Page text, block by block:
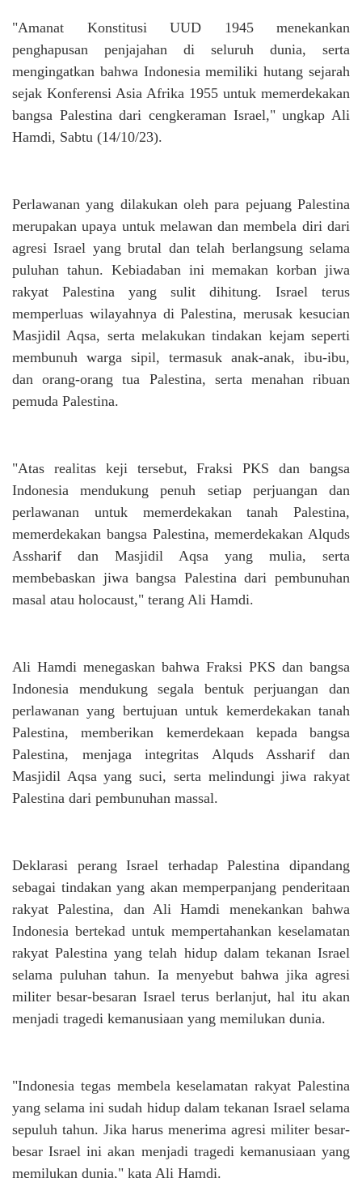
"Amanat Konstitusi UUD 1945 menekankan
penghapusan penjajahan di seluruh dunia, serta
mengingatkan bahwa Indonesia memiliki hutang sejarah
sejak Konferensi Asia Afrika 1955 untuk memerdekakan
bangsa Palestina dari cengkeraman Israel," ungkap Ali
Hamdi, Sabtu (14/10/23).
Perlawanan yang dilakukan oleh para pejuang Palestina
merupakan upaya untuk melawan dan membela diri dari
agresi Israel yang brutal dan telah berlangsung selama
puluhan tahun. Kebiadaban ini memakan korban jiwa
rakyat Palestina yang sulit dihitung. Israel terus
memperluas wilayahnya di Palestina, merusak kesucian
Masjidil Aqsa, serta melakukan tindakan kejam seperti
membunuh warga sipil, termasuk anak-anak, ibu-ibu,
dan orang-orang tua Palestina, serta menahan ribuan
pemuda Palestina.
"Atas realitas keji tersebut, Fraksi PKS dan bangsa
Indonesia mendukung penuh setiap perjuangan dan
perlawanan untuk memerdekakan tanah Palestina,
memerdekakan bangsa Palestina, memerdekakan Alquds
Assharif dan Masjidil Aqsa yang mulia, serta
membebaskan jiwa bangsa Palestina dari pembunuhan
masal atau holocaust," terang Ali Hamdi.
Ali Hamdi menegaskan bahwa Fraksi PKS dan bangsa
Indonesia mendukung segala bentuk perjuangan dan
perlawanan yang bertujuan untuk kemerdekakan tanah
Palestina, memberikan kemerdekaan kepada bangsa
Palestina, menjaga integritas Alquds Assharif dan
Masjidil Aqsa yang suci, serta melindungi jiwa rakyat
Palestina dari pembunuhan massal.
Deklarasi perang Israel terhadap Palestina dipandang
sebagai tindakan yang akan memperpanjang penderitaan
rakyat Palestina, dan Ali Hamdi menekankan bahwa
Indonesia bertekad untuk mempertahankan keselamatan
rakyat Palestina yang telah hidup dalam tekanan Israel
selama puluhan tahun. Ia menyebut bahwa jika agresi
militer besar-besaran Israel terus berlanjut, hal itu akan
menjadi tragedi kemanusiaan yang memilukan dunia.
"Indonesia tegas membela keselamatan rakyat Palestina
yang selama ini sudah hidup dalam tekanan Israel selama
sepuluh tahun. Jika harus menerima agresi militer besar-
besar Israel ini akan menjadi tragedi kemanusiaan yang
memilukan dunia," kata Ali Hamdi.